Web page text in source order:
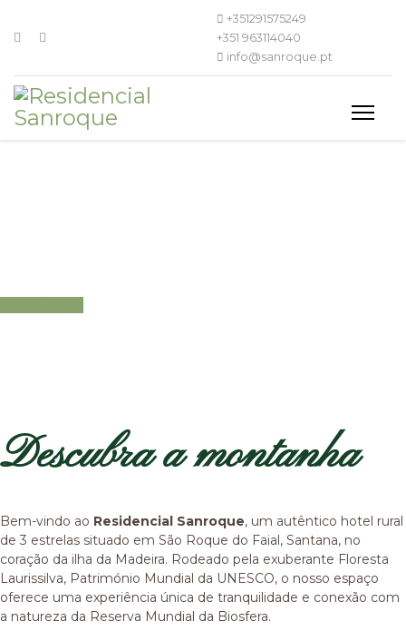
+351291575249
+351 963114040
info@sanroque.pt
Descubra a montanha
Bem-vindo ao Residencial Sanroque, um autêntico hotel rural
de 3 estrelas situado em São Roque do Faial, Santana, no
coração da ilha da Madeira. Rodeado pela exuberante Floresta
Laurissilva, Património Mundial da UNESCO, o nosso espaço
oferece uma experiência única de tranquilidade e conexão com
a natureza da Reserva Mundial da Biosfera.